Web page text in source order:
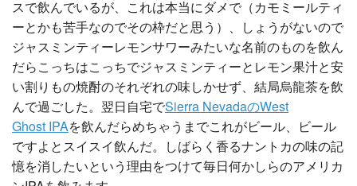
スで飲んでいるが、これは本当にダメで（カモミールティ
ーとかも苦手なのでその枠だと思う）、しょうがないので
ジャスミンティーレモンサワーみたいな名前のものを飲ん
だらこっちはこっちでジャスミンティーとレモン果汁と安
い割りもの焼酎のそれぞれの味しかせず、結局烏龍茶を飲
んで過ごした。翌日自宅でSierra NevadaのWest
Ghost IPAを飲んだらめちゃうまでこれがビール、ビール
ですよとスイスイ飲んだ。しばらく香るナントカの味の記
憶を消したいという理由をつけて毎日何かしらのアメリカ